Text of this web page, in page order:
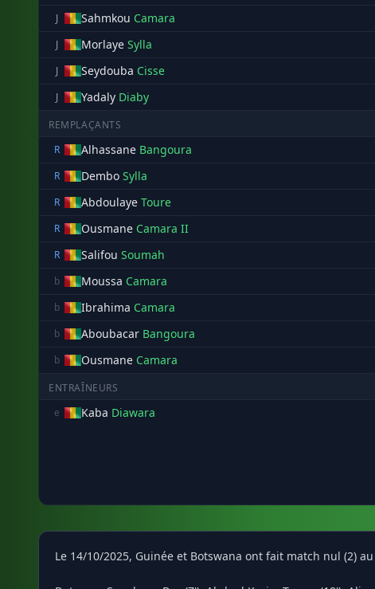
J
Sahmkou Camara
J
Morlaye Sylla
J
Seydouba Cisse
J
Yadaly Diaby
REMPLAÇANTS
R
Alhassane Bangoura
R
Dembo Sylla
R
Abdoulaye Toure
R
Ousmane Camara II
R
Salifou Soumah
b
Moussa Camara
b Ibrahima Camara
b Aboubacar Bangoura
b Ousmane Camara
ENTRAÎNEURS
e
Kaba Diawara
Le 14/10/2025, Guinée et Botswana ont fait match nul (2)